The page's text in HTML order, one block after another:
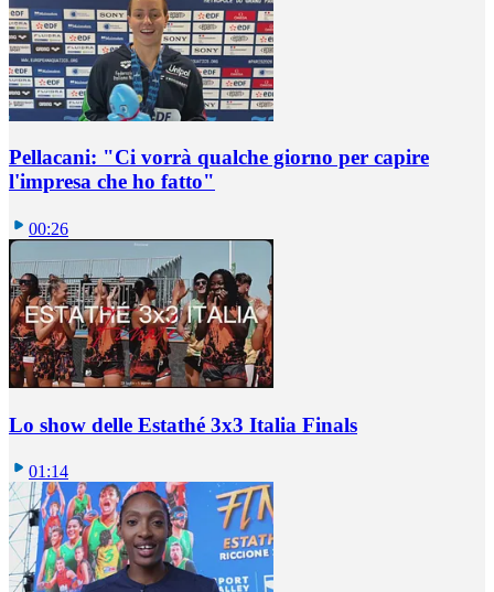
Pellacani: "Ci vorrà qualche giorno per capire
l'impresa che ho fatto"
00:26
Lo show delle Estathé 3x3 Italia Finals
01:14